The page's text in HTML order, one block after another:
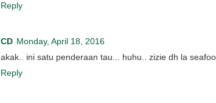
Reply
CD Monday, April 18, 2016
akak.. ini satu penderaan tau... huhu.. zizie dh la
Reply